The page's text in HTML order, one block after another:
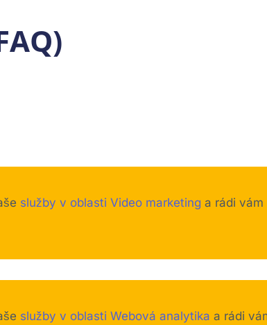
služby v oblasti Video marketing a rádi vám
služby v oblasti Webová analytika a rádi